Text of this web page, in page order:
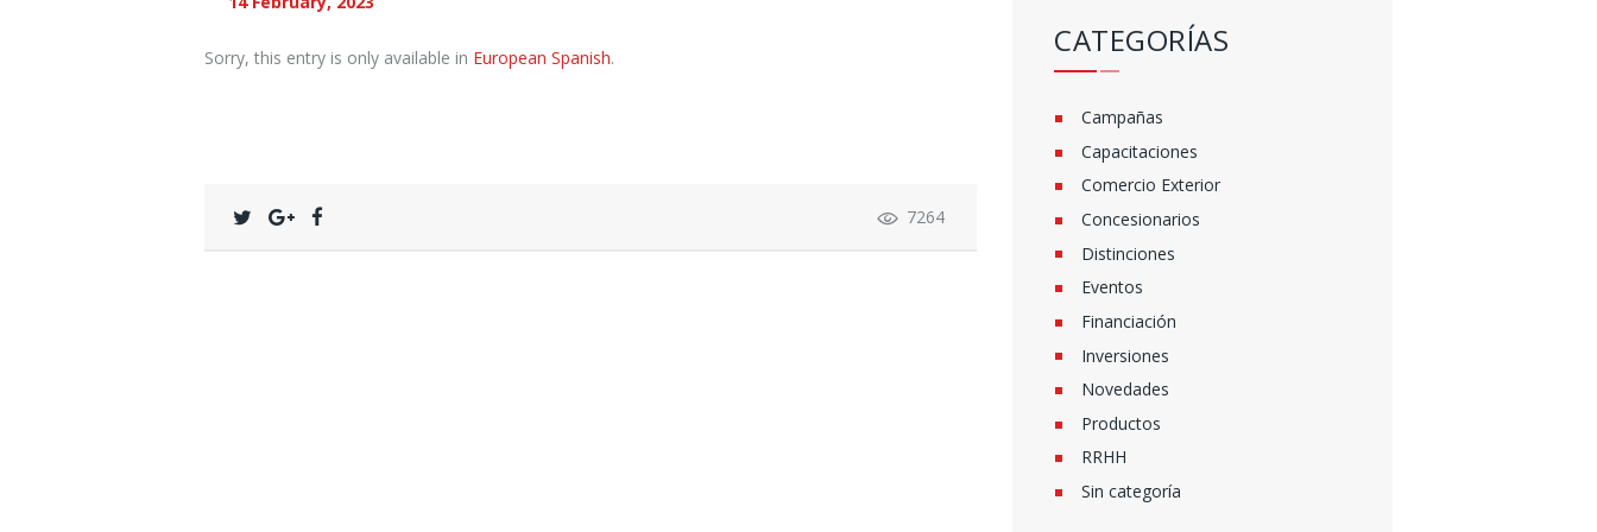
Sorry, this entry is only available in European Spanish.
7264
CATEGORÍAS
Campañas
Capacitaciones
Comercio Exterior
Concesionarios
Distinciones
Eventos
Financiación
Inversiones
Novedades
Productos
RRHH
Sin categoría